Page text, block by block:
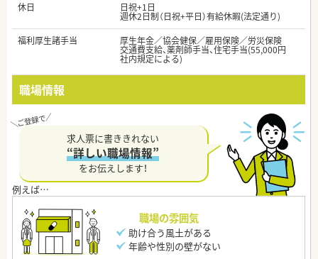
休日
日祝+1日
週休2日制（日祝+平日）有給休暇(法定通り)
福利厚生諸手当
厚生年金／協会健保／雇用保険／労災保険
交通費支給、薬剤師手当、住宅手当(55,000円
社内規定による)
職場情報
求人票に書ききれない
“詳しい職場情報”
をお伝えします！
職場の雰囲気
助け合う風土がある
年齢や性別の壁がない